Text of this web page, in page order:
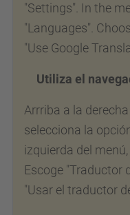
"Settings". In the
"Languages".
"Use Google
Utiliza el
Arrriba a la
selecciona la
izquierda del
Escoge "Traductor
"Usar el traductor